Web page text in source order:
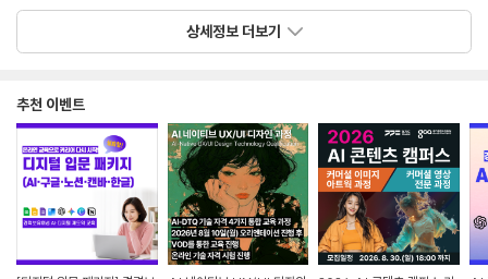
-베트남 현지 투자자·창업보육기관 담당자 밋업
※ 글로벌(베트남
예정
■신청기간
2026년 6월 (화) ~ 6월26일(금)까지
상세정보 더보기
추천 이벤트